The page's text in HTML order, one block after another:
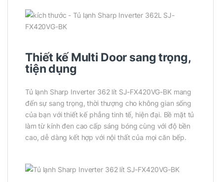
Thiết kế Multi Door sang trọng,
tiện dụng
Tủ lạnh Sharp Inverter 362 lít SJ-FX420VG-BK mang
đến sự sang trọng, thời thượng cho không gian sống
của bạn với thiết kế phẳng tinh tế, hiện đại. Bề mặt tủ
làm từ kính đen cao cấp sáng bóng cùng với độ bền
cao, dễ dàng kết hợp với nội thất của mọi căn bếp.